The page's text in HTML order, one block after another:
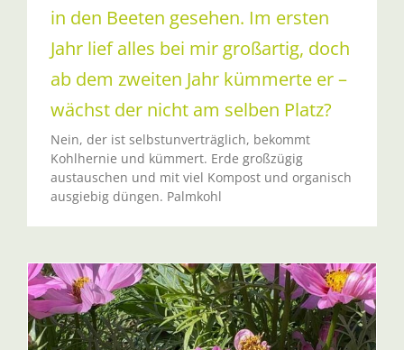
in den Beeten gesehen. Im ersten
Jahr lief alles bei mir großartig, doch
ab dem zweiten Jahr kümmerte er –
wächst der nicht am selben Platz?
Nein, der ist selbstunverträglich, bekommt
Kohlhernie und kümmert. Erde großzügig
austauschen und mit viel Kompost und organisch
ausgiebig düngen. Palmkohl